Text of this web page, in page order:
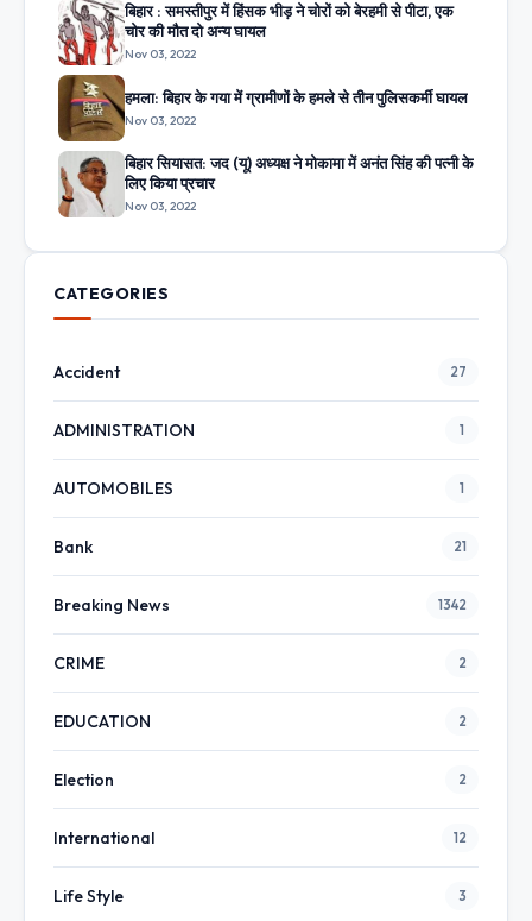
बिहार : समस्तीपुर में हिंसक भीड़ ने चोरों को बेरहमी से पीटा, एक
चोर की मौत दो अन्य घायल
Nov 03, 2022
हमला: बिहार के गया में ग्रामीणों के हमले से तीन पुलिसकर्मी घायल
Nov 03, 2022
बिहार सियासत: जद (यू) अध्यक्ष ने मोकामा में अनंत सिंह की पत्नी के
लिए किया प्रचार
Nov 03, 2022
CATEGORIES
Accident 27
ADMINISTRATION 1
AUTOMOBILES 1
Bank 21
Breaking News 1342
CRIME 2
EDUCATION 2
Election 2
International 12
Life Style 3